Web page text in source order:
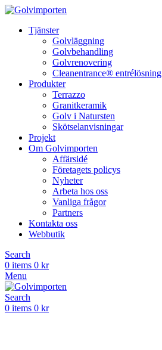
Tjänster
Golvläggning
Golvbehandling
Golvrenovering
Cleanentrance® entrélösning
Produkter
Terrazzo
Granitkeramik
Golv i Natursten
Skötselanvisningar
Projekt
Om Golvimporten
Affärsidé
Företagets policys
Nyheter
Arbeta hos oss
Vanliga frågor
Partners
Kontakta oss
Webbutik
Search
0 items 0 kr
Menu
Search
0 items 0 kr